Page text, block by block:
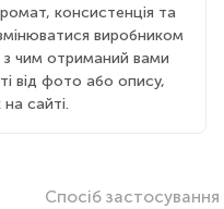
консистенція та
виробником
з чим отриманий вами
від фото або опису,
сайті.
Спосіб застосування